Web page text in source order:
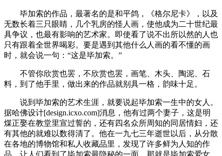
毕加索的作品，最著名的是和平鸽，《格尔尼卡》，以及
无数长着三只眼睛，几个乳房的怪人画，使他成为二十世纪最
具争议，也最有影响的艺术家。即使看了说不出所以然的人也
只有跟着全世界喝彩。要是遇到其他什么人画的看不懂的画
时，就会说一句：“这是毕加索。”
不管你欣赏也罢，不欣赏也罢，画笔、木头、陶泥、石
料，到了他手里，做出来的作品就别具一格，韵味十足。
说到毕加索的艺术生涯，就要说起毕加索一生中的女人。
据哈佛设计[design.icxo.com]消息，他有过两个妻子，这是明
煤正娶在教堂里宣过誓的，还有四名众所周知的同居情妇，还
有其他的就难以数得清了。他在一九七三年逝世以后，从分散
在各地的博物馆和私人收藏品里，发现了许多鲜为人知的作
品，让人们看到了毕加索最隐秘的一面。那就是毕加索爱女